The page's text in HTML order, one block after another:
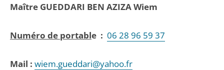
Maître GUEDDARI BEN AZIZA Wiem
Numéro de portable : 06 28 96 59 37
Mail : wiem.gueddari@yahoo.fr